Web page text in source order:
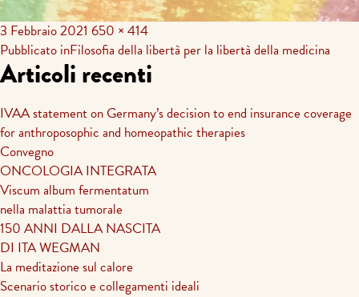
3 Febbraio 2021 650 × 414
Navigazione
articoli
Pubblicato inFilosofia della libertà per la libertà della medicina
Articoli recenti
IVAA statement on Germany’s decision to end insurance coverage
for anthroposophic and homeopathic therapies
Convegno
ONCOLOGIA INTEGRATA
Viscum album fermentatum
nella malattia tumorale
150 ANNI DALLA NASCITA
DI ITA WEGMAN
La meditazione sul calore
Scenario storico e collegamenti ideali